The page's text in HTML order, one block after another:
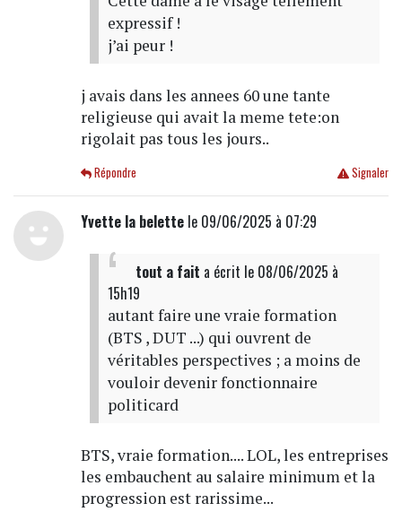
expressif !
j’ai peur !
j avais dans les annees 60 une tante
religieuse qui avait la meme tete:on
rigolait pas tous les jours..
Signaler
Répondre
Yvette la belettele 09/06/2025 à 07:29
tout a fait a écrit le 08/06/2025 à
15h19
autant faire une vraie formation
(BTS , DUT ...) qui ouvrent de
véritables perspectives ; a moins de
vouloir devenir fonctionnaire
politicard
BTS, vraie formation.... LOL, les entreprises
les embauchent au salaire minimum et la
progression est rarissime...